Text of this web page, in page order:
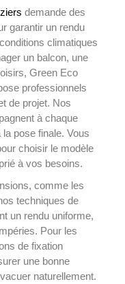
demande des
garantir un rendu
climatiques
un balcon, une
Green Eco
professionnels
de projet. Nos
à chaque
pose finale. Vous
choisir le modèle
à vos besoins.
comme les
techniques de
un rendu uniforme,
Pour les
de fixation
une bonne
naturellement.